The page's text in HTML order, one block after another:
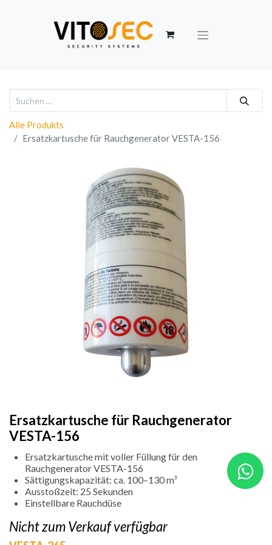
Alle Produkts
Ersatzkartusche für Rauchgenerator VESTA-156
Ersatzkartusche für Rauchgenerator
VESTA-156
Ersatzkartusche mit voller Füllung für den
Rauchgenerator VESTA-156
Sättigungskapazität: ca. 100–130 m³
Ausstoßzeit: 25 Sekunden
Einstellbare Rauchdüse
Nicht zum Verkauf verfügbar